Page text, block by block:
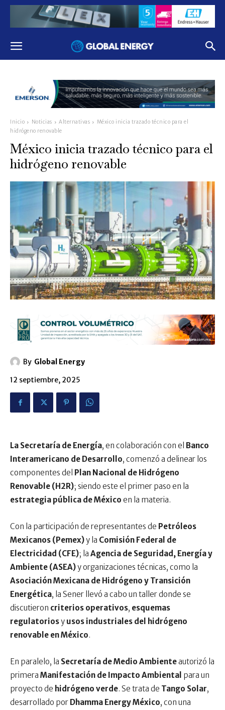
Inicio Noticias Alternativas
México inicia trazado técnico para el
hidrógeno renovable
México inicia trazado técnico para el
hidrógeno renovable
By Global Energy
12 septiembre, 2025
La Secretaría de Energía, en colaboración con el Banco
Interamericano de Desarrollo, comenzó a delinear los
componentes del Plan Nacional de Hidrógeno
Renovable (H2R); siendo este el primer paso en la
estrategia pública de México en la materia.
Con la participación de representantes de Petróleos
Mexicanos (Pemex)y la Comisión Federal de
Electricidad (CFE); la Agencia de Seguridad, Energía y
Ambiente (ASEA)y organizaciones técnicas, como la
Asociación Mexicana de Hidrógeno y Transición
Energética, la Sener llevó a cabo un taller donde se
discutieron criterios operativos, esquemas
regulatoriosy usos industriales del hidrógeno
renovable en México.
En paralelo, la Secretaría de Medio Ambienteautorizó la
primera Manifestación de Impacto Ambiental para un
proyecto de hidrógeno verde. Se trata de Tango Solar,
desarrollado por Dhamma Energy México, con una